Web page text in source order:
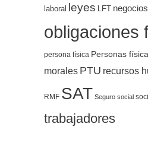
laboral leyes LFT negocios
obligaciones
persona física Personas
morales PTU recursos
RMF SAT Seguro social
trabajadores